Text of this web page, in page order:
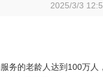
2025/3/3
的老龄人达到100万人